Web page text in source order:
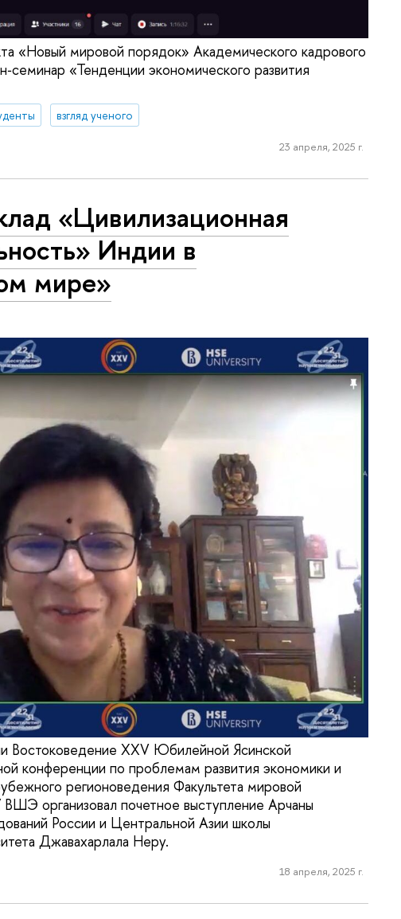
«Новый мировой порядок» Академического кадрового
«Тенденции экономического развития
взгляд ученого
23 апреля, 2025 г.
«Цивилизационная
Индии в
мире»
Востоковедение XXV Юбилейной Ясинской
конференции по проблемам развития экономики и
регионоведения Факультета мировой
организовал почетное выступление Арчаны
России и Центральной Азии школы
Джавахарлала Неру.
18 апреля, 2025 г.